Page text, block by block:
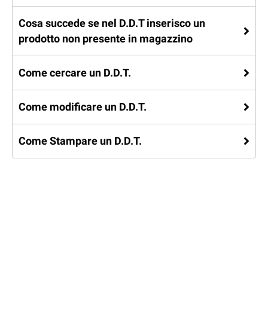
Cosa succede se nel D.D.T inserisco un
prodotto non presente in magazzino
Come cercare un D.D.T.
Come modificare un D.D.T.
Come Stampare un D.D.T.